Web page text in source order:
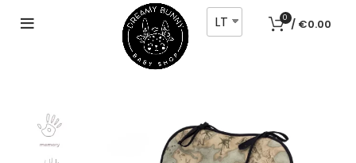
LT 0 / €0.00